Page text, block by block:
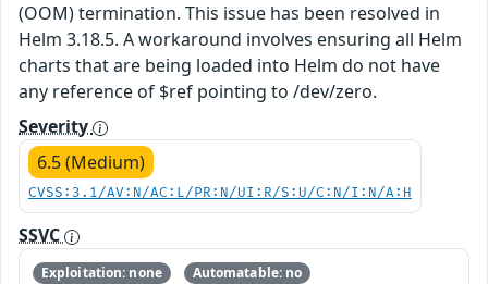
(OOM) termination. This issue has been resolved in
Helm 3.18.5. A workaround involves ensuring all Helm
charts that are being loaded into Helm do not have
any reference of $ref pointing to /dev/zero.
Severity
6.5 (Medium)
CVSS:3.1/AV:N/AC:L/PR:N/UI:R/S:U/C:N/I:N/A:H
SSVC
Exploitation: none
Automatable: no